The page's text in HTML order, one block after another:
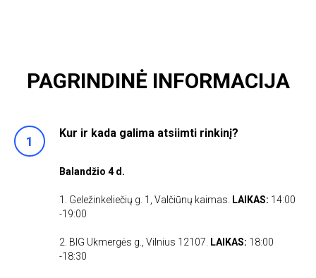
PAGRINDINĖ INFORMACIJA
Kur ir kada galima atsiimti rinkinį?
Balandžio 4 d.
1. Geležinkeliečių g. 1, Valčiūnų kaimas. LAIKAS: 14:00
-19:00
2. BIG Ukmergės g., Vilnius 12107. LAIKAS: 18:00
-18:30